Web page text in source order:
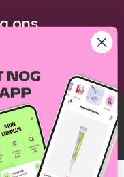
ons
in vergelijking